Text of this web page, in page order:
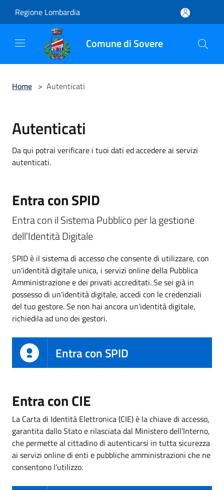
Regione Lombardia
Comune di Sovere
Home > Autenticati
Autenticati
Da qui potrai verificare i tuoi dati ed accedere ai servizi
autenticati.
Entra con SPID
Entra con il Sistema Pubblico per la gestione
dell'Identità Digitale
SPID è il sistema di accesso che consente di utilizzare, con
un'identità digitale unica, i servizi online della Pubblica
Amministrazione e dei privati accreditati. Se sei già in
possesso di un'identità digitale, accedi con le credenziali
del tuo gestore. Se non hai ancora un'identità digitale,
richiedila ad uno dei gestori.
Entra con SPID
Entra con CIE
La Carta di Identità Elettronica (CIE) è la chiave di accesso,
garantita dallo Stato e rilasciata dal Ministero dell’Interno,
che permette al cittadino di autenticarsi in tutta sicurezza
ai servizi online di enti e pubbliche amministrazioni che ne
consentono l’utilizzo.